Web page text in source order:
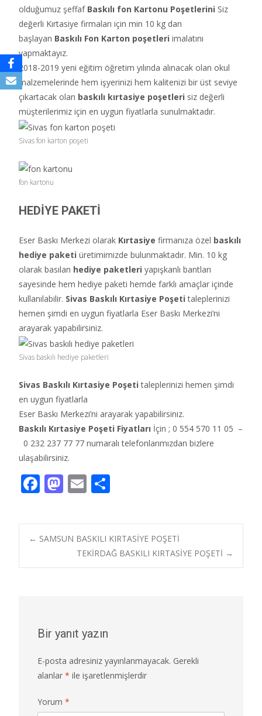
olduğumuz şeffaf Baskılı fon Kartonu Poşetlerini Siz
değerli Kırtasiye firmaları için min 10 kg dan
başlayan Baskılı Fon Karton poşetleri imalatını
yapmaktayız.
2018-2019 yeni eğitim öğretim yılında alınacak olan okul
malzemelerinde hem işyerinizi hem kalitenizi bir üst seviye
çıkartacak olan baskılı kırtasiye poşetleri siz değerli
müşterilerimiz için en uygun fiyatlarla sunulmaktadır.
Sivas fon karton poşeti
fon kartonu
HEDİYE PAKETİ
Eser Baskı Merkezi olarak Kırtasiye firmanıza özel baskılı
hediye paketi üretimimizde bulunmaktadır. Min. 10 kg
olarak basılan hediye paketleri yapışkanlı bantları
sayesinde hem hediye paketi hemde farklı amaçlar içinde
kullanılabilir. Sivas Baskılı Kırtasiye Poşeti taleplerinizi
hemen şimdi en uygun fiyatlarla Eser Baskı Merkezi’ni
arayarak yapabilirsiniz.
Sivas baskılı hediye paketleri
Sivas Baskılı Kırtasiye Poşeti taleplerinizi hemen şimdi
en uygun fiyatlarla
Eser Baskı Merkezi’ni arayarak yapabilirsiniz.
Baskılı Kırtasiye Poşeti Fiyatları İçin ; 0 554 570 11 05 –
0 232 237 77 77 numaralı telefonlarımızdan bizlere
ulaşabilirsiniz.
F
e
b
M
to
d
E
ai
l
ar
e
Post
← SAMSUN BASKILI KIRTASİYE POŞETİ
TEKİRDAĞ BASKILI KIRTASİYE POŞETİ →
Bir yanıt yazın
E-posta adresiniz yayınlanmayacak. Gerekli
alanlar * ile işaretlenmişlerdir
Yorum *